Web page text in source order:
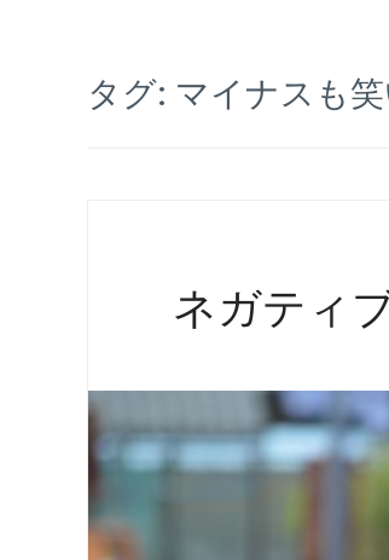
タグ: マイナスも
ネガティ